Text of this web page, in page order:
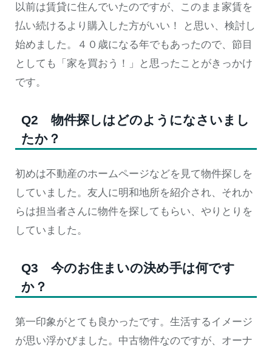
以前は賃貸に住んでいたのですが、このまま家賃を
払い続けるより購入した方がいい！ と思い、検討し
始めました。４０歳になる年でもあったので、節目
としても「家を買おう！」と思ったことがきっかけ
です。
Q2 物件探しはどのようになさいまし
たか？
初めは不動産のホームページなどを見て物件探しを
していました。友人に明和地所を紹介され、それか
らは担当者さんに物件を探してもらい、やりとりを
していました。
Q3 今のお住まいの決め手は何です
か？
第一印象がとても良かったです。生活するイメージ
が思い浮かびました。中古物件なのですが、オーナ